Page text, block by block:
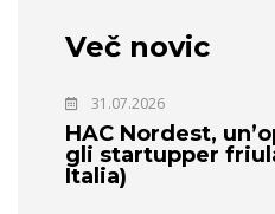
Več novic
31.07.2026
HAC Nordest,
gli startupper
Italia)